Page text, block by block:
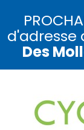
d'adresse
Des